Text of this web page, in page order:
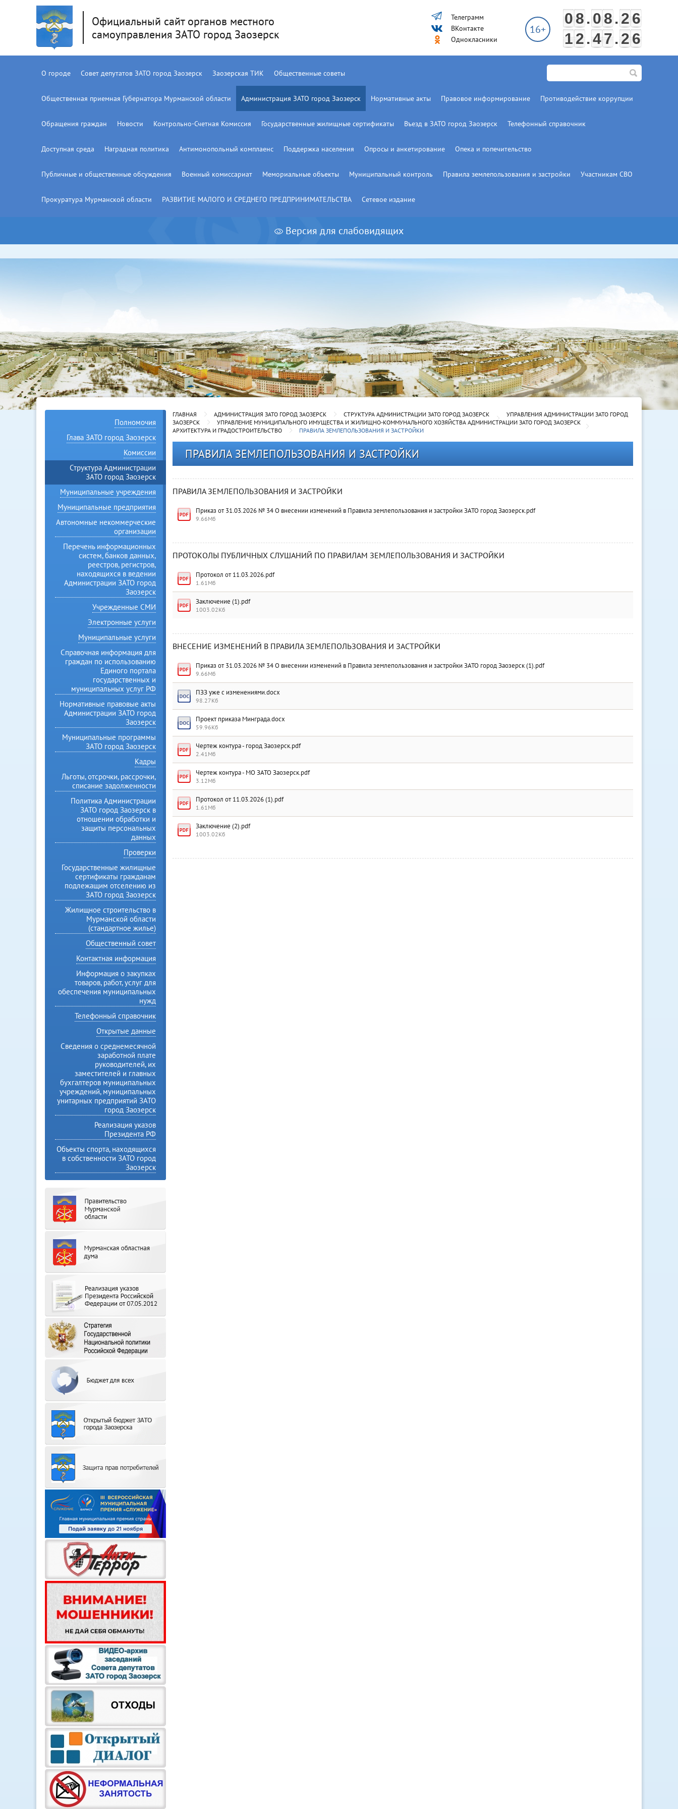
08.08.26
12.47.27
16+
Телеграмм
ВКонтакте
Однокласники
Официальный сайт органов местного
самоуправления ЗАТО город Заозерск
О городе Совет депутатов ЗАТО город Заозерск Заозерская ТИК Общественные советы
Общественная приемная Губернатора Мурманской области Администрация ЗАТО город Заозерск Нормативные акты Правовое информирование Противодействие коррупции
Обращения граждан Новости Контрольно-Счетная Комиссия Государственные жилищные сертификаты Въезд в ЗАТО город Заозерск Телефонный справочник
Доступная среда Наградная политика Антимонопольный комплаенс Поддержка населения Опросы и анкетирование Опека и попечительство
Публичные и общественные обсуждения Военный комиссариат Мемориальные объекты Муниципальный контроль Правила землепользования и застройки Участникам СВО
Прокуратура Мурманской области РАЗВИТИЕ МАЛОГО И СРЕДНЕГО ПРЕДПРИНИМАТЕЛЬСТВА Сетевое издание
Версия для слабовидящих
Полномочия
Глава ЗАТО город Заозерск
Комиссии
Структура Администрации
ЗАТО город Заозерск
Муниципальные учреждения
Муниципальные предприятия
Автономные некоммерческие
организации
Перечень информационных
систем, банков данных,
реестров, регистров,
находящихся в ведении
Администрации ЗАТО город
Заозерск
Учрежденные СМИ
Электронные услуги
Муниципальные услуги
Справочная информация для
граждан по использованию
Единого портала
государственных и
муниципальных услуг РФ
Нормативные правовые акты
Администрации ЗАТО город
Заозерск
Муниципальные программы
ЗАТО город Заозерск
Кадры
Льготы, отсрочки, рассрочки,
списание задолженности
Политика Администрации
ЗАТО город Заозерск в
отношении обработки и
защиты персональных
данных
Проверки
Государственные жилищные
сертификаты гражданам
подлежащим отселению из
ЗАТО город Заозерск
Жилищное строительство в
Мурманской области
(стандартное жилье)
Общественный совет
Контактная информация
Информация о закупках
товаров, работ, услуг для
обеспечения муниципальных
нужд
Телефонный справочник
Открытые данные
Сведения о среднемесячной
заработной плате
руководителей, их
заместителей и главных
бухгалтеров муниципальных
учреждений, муниципальных
унитарных предприятий ЗАТО
город Заозерск
Реализация указов
Президента РФ
Объекты спорта, находящихся
в собственности ЗАТО город
Заозерск
ГЛАВНАЯ АДМИНИСТРАЦИЯ ЗАТО ГОРОД ЗАОЗЕРСК СТРУКТУРА АДМИНИСТРАЦИИ ЗАТО ГОРОД ЗАОЗЕРСК
УПРАВЛЕНИЯ АДМИНИСТРАЦИИ ЗАТО ГОРОД
ЗАОЗЕРСК
УПРАВЛЕНИЕ МУНИЦИПАЛЬНОГО ИМУЩЕСТВА И ЖИЛИЩНО-КОММУНАЛЬНОГО ХОЗЯЙСТВА АДМИНИСТРАЦИИ ЗАТО ГОРОД ЗАОЗЕРСК
АРХИТЕКТУРА И ГРАДОСТРОИТЕЛЬСТВО
ПРАВИЛА ЗЕМЛЕПОЛЬЗОВАНИЯ И ЗАСТРОЙКИ
ПРАВИЛА ЗЕМЛЕПОЛЬЗОВАНИЯ И ЗАСТРОЙКИ
ПРАВИЛА ЗЕМЛЕПОЛЬЗОВАНИЯ И ЗАСТРОЙКИ
Приказ от 31.03.2026 № 34 О внесении изменений в Правила землепользования и застройки ЗАТО город Заозерск.pdf
9.66Мб
ПРОТОКОЛЫ ПУБЛИЧНЫХ СЛУШАНИЙ ПО ПРАВИЛАМ ЗЕМЛЕПОЛЬЗОВАНИЯ И ЗАСТРОЙКИ
Протокол от 11.03.2026.pdf
1.61Мб
Заключение (1).pdf
1003.02Кб
ВНЕСЕНИЕ ИЗМЕНЕНИЙ В ПРАВИЛА ЗЕМЛЕПОЛЬЗОВАНИЯ И ЗАСТРОЙКИ
Приказ от 31.03.2026 № 34 О внесении изменений в Правила землепользования и застройки ЗАТО город Заозерск (1).pdf
9.66Мб
ПЗЗ уже с изменениями.docx
98.27Кб
Проект приказа Минграда.docx
59.96Кб
Чертеж контура - город Заозерск.pdf
2.41Мб
Чертеж контура - МО ЗАТО Заозерск.pdf
3.12Мб
Протокол от 11.03.2026 (1).pdf
1.61Мб
Заключение (2).pdf
1003.02Кб